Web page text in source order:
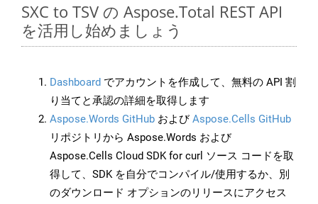
SXC to TSV の Aspose.Total REST API
を活用し始めましょう
Dashboard でアカウントを作成して、無料の API 割
り当てと承認の詳細を取得します
Aspose.Words GitHub およびAspose.Cells GitHub
リポジトリから Aspose.Words および
Aspose.Cells Cloud SDK for curl ソース コードを取
得して、SDK を自分でコンパイル/使用するか、別
のダウンロード オプションのリリースにアクセス